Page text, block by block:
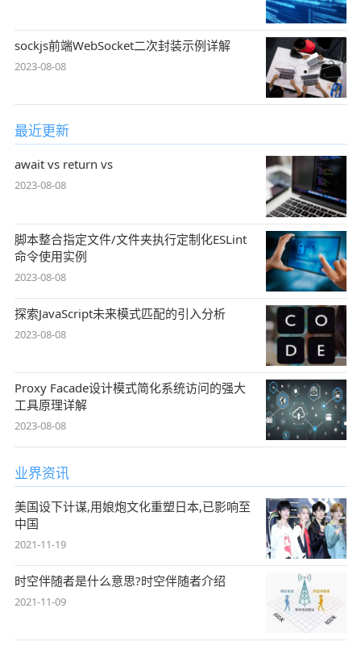
sockjs前端WebSocket二次封装示例详解
2023-08-08
最近更新
await vs return vs
2023-08-08
脚本整合指定文件/文件夹执行定制化ESLint
命令使用实例
2023-08-08
探索JavaScript未来模式匹配的引入分析
2023-08-08
Proxy Facade设计模式简化系统访问的强大
工具原理详解
2023-08-08
业界资讯
美国设下计谋,用娘炮文化重塑日本,已影响至
中国
2021-11-19
时空伴随者是什么意思?时空伴随者介绍
2021-11-09